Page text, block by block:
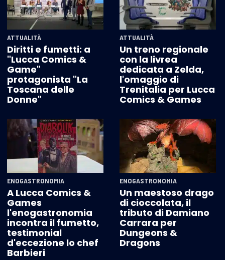
ATTUALITÀ
Diritti e fumetti: a
"Lucca Comics &
Game"
protagonista "La
Toscana delle
Donne"
ATTUALITÀ
Un treno regionale
con la livrea
dedicata a Zelda,
l'omaggio di
Trenitalia per Lucca
Comics & Games
ENOGASTRONOMIA
A Lucca Comics &
Games
l'enogastronomia
incontra il fumetto,
testimonial
d'eccezione lo chef
Barbieri
ENOGASTRONOMIA
Un maestoso drago
di cioccolata, il
tributo di Damiano
Carrara per
Dungeons &
Dragons